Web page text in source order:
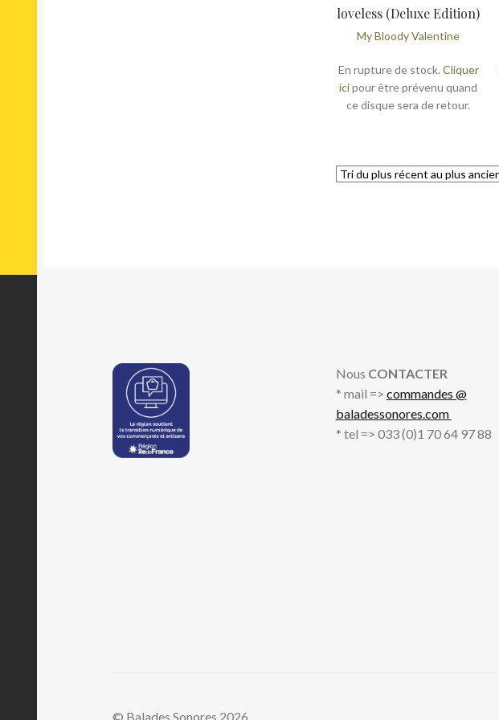
loveless (Deluxe Edition)
My Bloody Valentine
En rupture de stock. Cliquer
icipour être prévenu quand
ce disque sera de retour.
Nous CONTACTER
* mail => commandes @
baladessonores.com
* tel => 033 (0)1 70 64 97 88
© Balades Sonores 2026